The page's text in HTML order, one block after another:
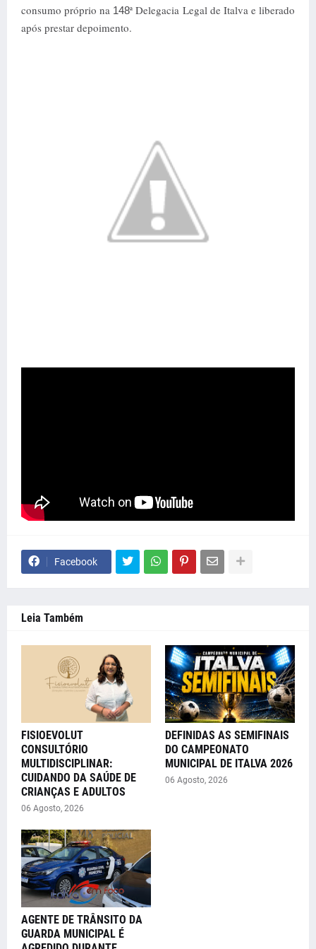
consumo próprio na 148ª Delegacia Legal de Italva e liberado
após prestar depoimento.
Facebook
Leia Também
FISIOEVOLUT
CONSULTÓRIO
MULTIDISCIPLINAR:
CUIDANDO DA SAÚDE DE
CRIANÇAS E ADULTOS
06 Agosto, 2026
DEFINIDAS AS SEMIFINAIS
DO CAMPEONATO
MUNICIPAL DE ITALVA 2026
06 Agosto, 2026
AGENTE DE TRÂNSITO DA
GUARDA MUNICIPAL É